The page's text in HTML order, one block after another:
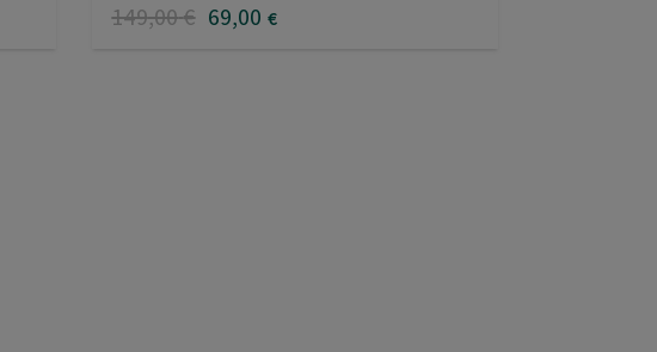
149,00€ 69,00 €